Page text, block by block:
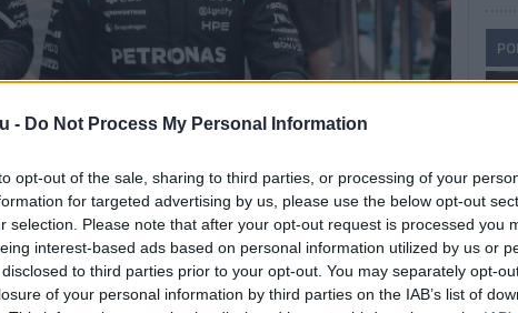
- Do Not Process My Personal Information
opt-out of the sale, sharing to third parties, or processing of your
for targeted advertising by us, please use the below opt-out
selection. Please note that after your opt-out request is processed you
interest-based ads based on personal information utilized by us or
to third parties prior to your opt-out. You may separately opt-
of your personal information by third parties on the IAB’s list of